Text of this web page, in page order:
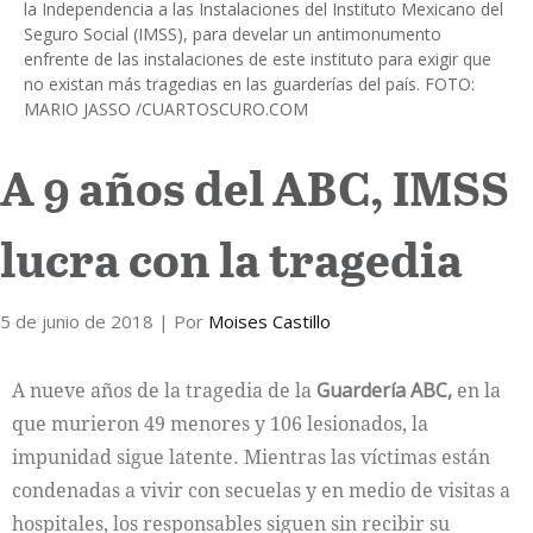
Internacional
Cultura
la Independencia a las Instalaciones del Instituto Mexicano del
Seguro Social (IMSS), para develar un antimonumento
enfrente de las instalaciones de este instituto para exigir que
no existan más tragedias en las guarderías del país. FOTO:
MARIO JASSO /CUARTOSCURO.COM
A 9 años del ABC, IMSS
lucra con la tragedia
5 de junio de 2018 | Por Moises Castillo
A nueve años de la tragedia de laGuardería ABC, en la
que murieron 49 menores y 106 lesionados, la
impunidad sigue latente. Mientras las víctimas están
condenadas a vivir con secuelas y en medio de visitas a
hospitales, los responsables siguen sin recibir su